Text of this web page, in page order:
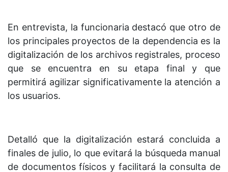
En entrevista, la funcionaria destacó que otro de
los principales proyectos de la dependencia es la
digitalización de los archivos registrales, proceso
que se encuentra en su etapa final y que
permitirá agilizar significativamente la atención a
los usuarios.
Detalló que la digitalización estará concluida a
finales de julio, lo que evitará la búsqueda manual
de documentos físicos y facilitará la consulta de